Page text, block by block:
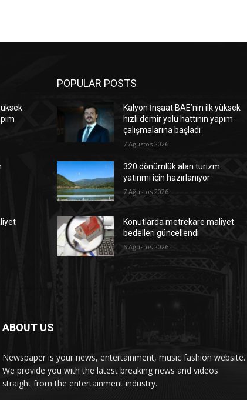
POPULAR POSTS
Kalyon İnşaat BAE’nin ilk yüksek
hızlı demir yolu hattının yapım
çalışmalarına başladı
7 Ağustos 2026
320 dönümlük alan turizm
yatırımı için hazırlanıyor
7 Ağustos 2026
Konutlarda metrekare maliyet
bedelleri güncellendi
6 Ağustos 2026
ABOUT US
Newspaper is your news, entertainment, music fashion website.
We provide you with the latest breaking news and videos
straight from the entertainment industry.